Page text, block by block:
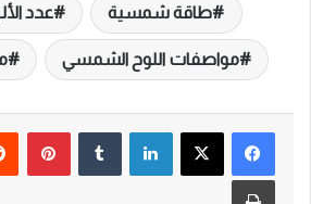
طاقة شمسية عدد
مواصفات اللوح الشمسي
لينكدإن
طباعة